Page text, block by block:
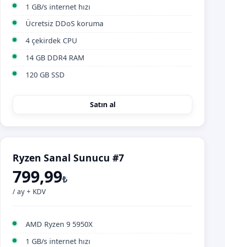
1 GB/s internet hızı
Ücretsiz DDoS koruma
4 çekirdek CPU
14 GB DDR4 RAM
120 GB SSD
Satın al
Ryzen Sanal Sunucu #7
799,99₺
/ ay + KDV
AMD Ryzen 9 5950X
1 GB/s internet hızı